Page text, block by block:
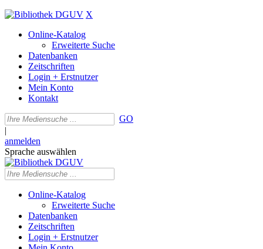
X
Online-Katalog
Erweiterte Suche
Datenbanken
Zeitschriften
Login + Erstnutzer
Mein Konto
Kontakt
GO
|
anmelden
Sprache auswählen
Online-Katalog
Erweiterte Suche
Datenbanken
Zeitschriften
Login + Erstnutzer